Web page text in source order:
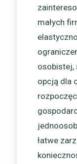
małych
osobistej,
opcją dla
łatwe